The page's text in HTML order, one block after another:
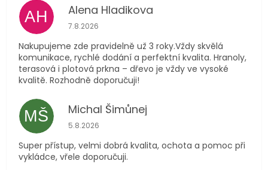
AH Alena Hladikova
Hodnocení obchodu je 5 z 5 hvězdiček.
7.8.2026
Nakupujeme zde pravidelně už 3 roky.Vždy skvělá
komunikace, rychlé dodání a perfektní kvalita. Hranoly,
terasová i plotová prkna – dřevo je vždy ve vysoké
kvalitě. Rozhodně doporučuji!
MŠ Michal Šimůnej
Hodnocení obchodu je 5 z 5 hvězdiček.
5.8.2026
Super přístup, velmi dobrá kvalita, ochota a pomoc při
vykládce, vřele doporučuji.